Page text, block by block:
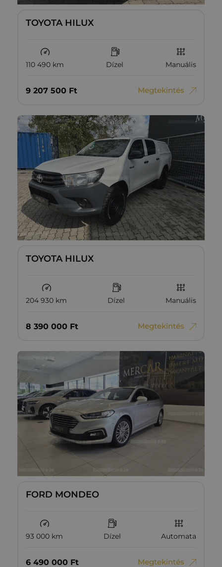
TOYOTA HILUX
110 490 km Dízel Manuális
9‏‏‎ ‎207‏‏‎ ‎500 Ft Megtekintés
TOYOTA HILUX
204 930 km Dízel Manuális
8‏‏‎ ‎390‏‏‎ ‎000 Ft Megtekintés
FORD MONDEO
93 000 km Dízel Automata
6‏‏‎ ‎490‏‏‎ ‎000 Ft Megtekintés